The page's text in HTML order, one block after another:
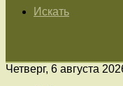
Искать
Четверг, 6 августа